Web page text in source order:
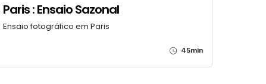
Paris : Ensaio Sazonal
Ensaio fotográfico em Paris
45min